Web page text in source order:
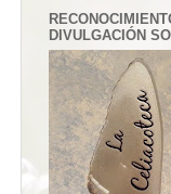
DIVULGACIÓN